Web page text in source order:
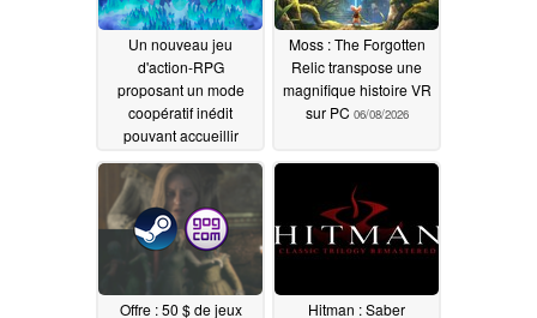
Un nouveau jeu
d'action-RPG
proposant un mode
coopératif inédit
pouvant accueillir
jusqu'à 33 joueurs sort
sur Steam et reçoit des
critiques « très
positives », avec une
réduction de 33 % à
l'occasion de son
lancement06/12/2026
Moss : The Forgotten
Relic transpose une
magnifique histoire VR
sur PC 06/08/2026
Offre : 50 $ de jeux
Hitman : Saber